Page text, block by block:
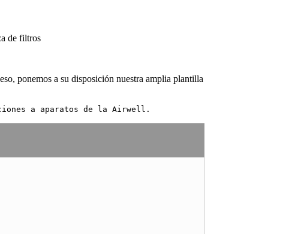
de filtros
ponemos a su disposición nuestra amplia plantilla
a aparatos de la Airwell.